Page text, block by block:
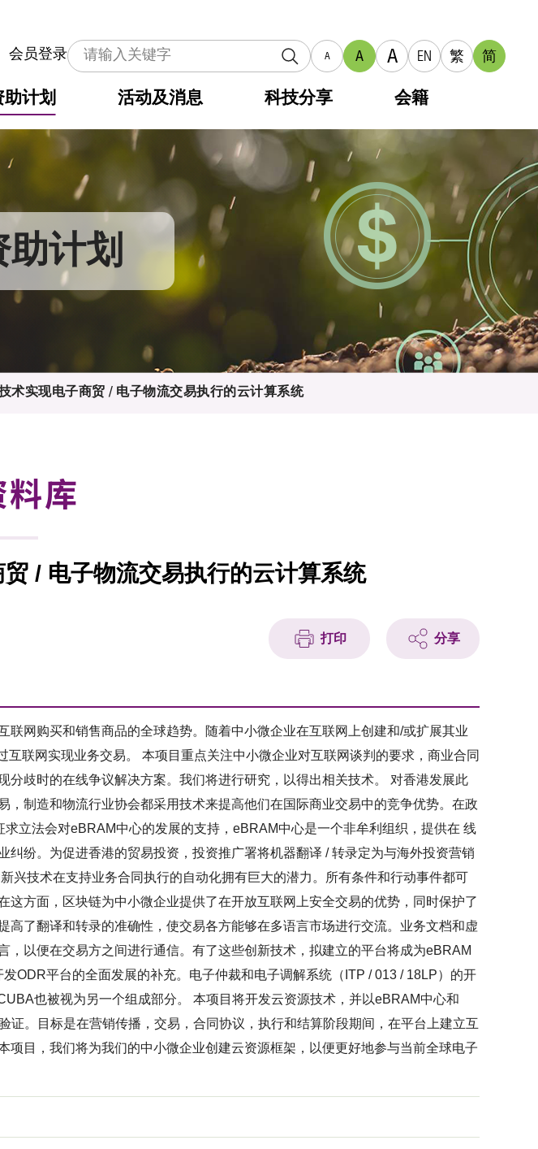
会员登录 A A A EN 繁 简
助计划 活动及消息 科技分享 会籍
助计划
术实现电子商贸 / 电子物流交易执行的云计算系统
料库
/ 电子物流交易执行的云计算系统
打印 分享
联网购买和销售商品的全球趋势。随着中小微企业在互联网上创建和/或扩展其业
联网实现业务交易。 本项目重点关注中小微企业对互联网谈判的要求，商业合同
分歧时的在线争议解决方案。我们将进行研究，以得出相关技术。 对香港发展此
，制造和物流行业协会都采用技术来提高他们在国际商业交易中的竞争优势。在政
求立法会对eBRAM中心的发展的支持，eBRAM中心是一个非牟利组织，提供在 线
纠纷。为促进香港的贸易投资，投资推广署将机器翻译 / 转录定为与海外投资营销
兴技术在支持业务合同执行的自动化拥有巨大的潜力。所有条件和行动事件都可
这方面，区块链为中小微企业提供了在开放互联网上安全交易的优势，同时保护了
高了翻译和转录的准确性，使交易各方能够在多语言市场进行交流。业务文档和虚
，以便在交易方之间进行通信。有了这些创新技术，拟建立的平台将成为eBRAM
ODR平台的全面发展的补充。电子仲裁和电子调解系统（ITP / 013 / 18LP）的开
也被视为另一个组成部分。 本项目将开发云资源技术，并以eBRAM中心和
证。目标是在营销传播，交易，合同协议，执行和结算阶段期间，在平台上建立互
项目，我们将为我们的中小微企业创建云资源框架，以便更好地参与当前全球电子